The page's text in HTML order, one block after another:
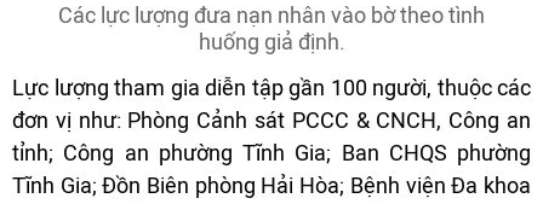
Các lực lượng đưa nạn nhân vào bờ theo tình
huống giả định.
Lực lượng tham gia diễn tập gần 100 người, thuộc các
đơn vị như: Phòng Cảnh sát PCCC & CNCH, Công an
tỉnh; Công an phường Tĩnh Gia; Ban CHQS phường
Tĩnh Gia; Đồn Biên phòng Hải Hòa; Bệnh viện Đa khoa